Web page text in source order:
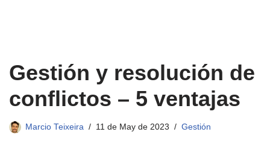
Gestión y resolución de
conflictos – 5 ventajas
Marcio Teixeira 11 de May de 2023 Gestión